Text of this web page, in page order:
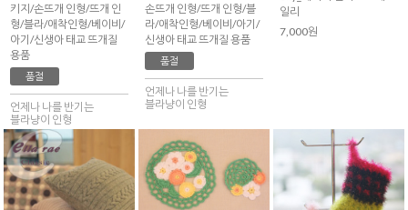
키지/손뜨개 인형/뜨개 인
형/블라/애착인형/베이비/
아기/신생아 태교 뜨개질
용품
품절
언제나 나를 반기는
블라냥이 인형
손뜨개 인형/뜨개 인형/블
라/애착인형/베이비/아기/
신생아 태교 뜨개질 용품
품절
언제나 나를 반기는
블라냥이 인형
일리
7,000원